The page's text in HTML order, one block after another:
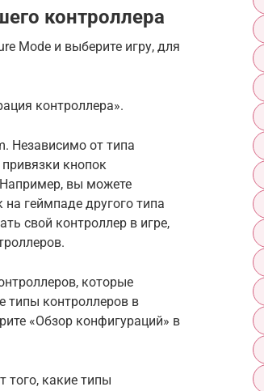
контроллера
Mode и выберите игру, для
контроллера».
Независимо от типа
кнопок
вы можете
геймпаде другого типа
свой контроллер в игре,
которые
типы контроллеров в
«Обзор конфигураций» в
того, какие типы